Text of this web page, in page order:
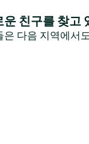
친구를 찾고
은 다음 지역에서